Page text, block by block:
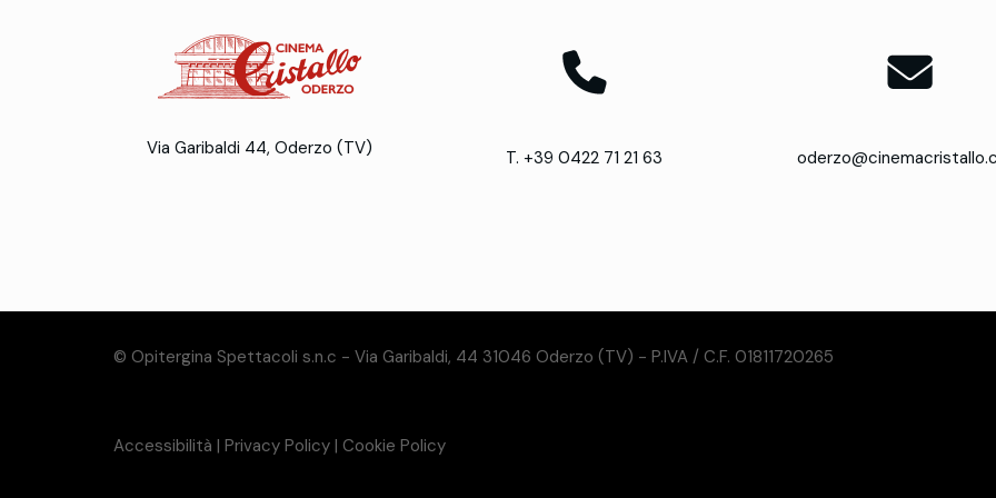
Via Garibaldi 44, Oderzo (TV) T. +39 0422 71 21 63
© Opitergina Spettacoli s.n.c - Via Garibaldi, 44 31046 Oderzo (TV) - P.IVA / C.F. 01811720265
Accessibilità | Privacy Policy | Cookie Policy